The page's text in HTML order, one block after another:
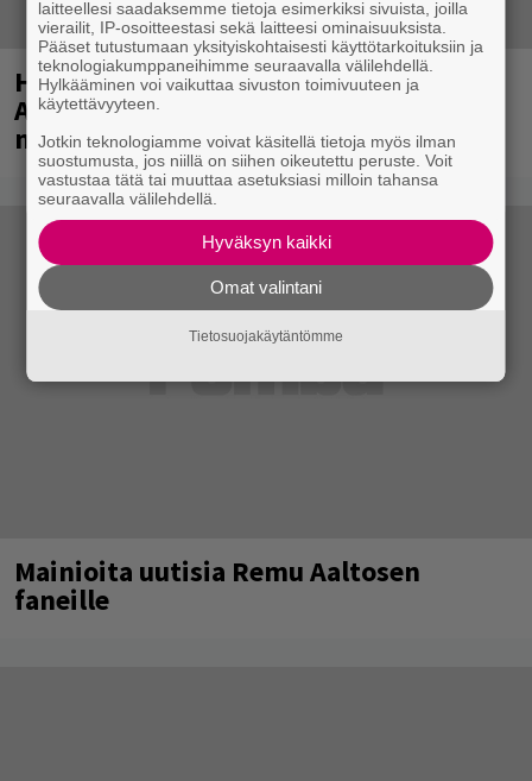
Huomenna se ilmestyy – CMX:stä tutun
A.W. Yrjänän uutuusalbumi om
mammuttimainen kokonaisuus
Mainioita uutisia Remu Aaltosen
faneille
laitteellesi saadaksemme tietoja esimerkiksi sivuista, joilla
vierailit, IP-osoitteestasi sekä laitteesi ominaisuuksista.
Pääset tutustumaan yksityiskohtaisesti käyttötarkoituksiin ja
teknologiakumppaneihimme seuraavalla välilehdellä.
Hylkääminen voi vaikuttaa sivuston toimivuuteen ja
käytettävyyteen.
Jotkin teknologiamme voivat käsitellä tietoja myös ilman
suostumusta, jos niillä on siihen oikeutettu peruste. Voit
vastustaa tätä tai muuttaa asetuksiasi milloin tahansa
seuraavalla välilehdellä.
Hyväksyn kaikki
Omat valintani
Tietosuojakäytäntömme